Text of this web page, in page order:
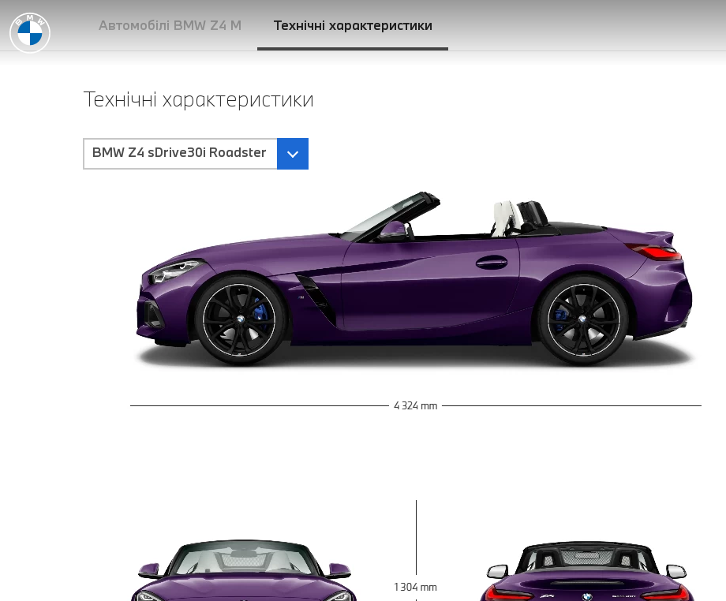
Автомобілі BMW Z4 M Технічні характеристики
Технічні характеристики
BMW Z4 sDrive30i Roadster